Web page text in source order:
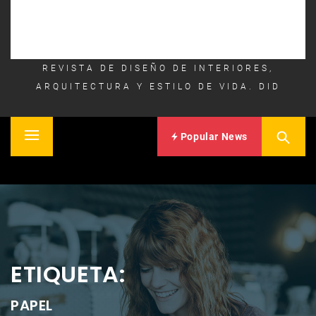
REVISTA DE DISEÑO DE INTERIORES,
ARQUITECTURA Y ESTILO DE VIDA. DID
Primary
Popular News
ETIQUETA:
PAPEL